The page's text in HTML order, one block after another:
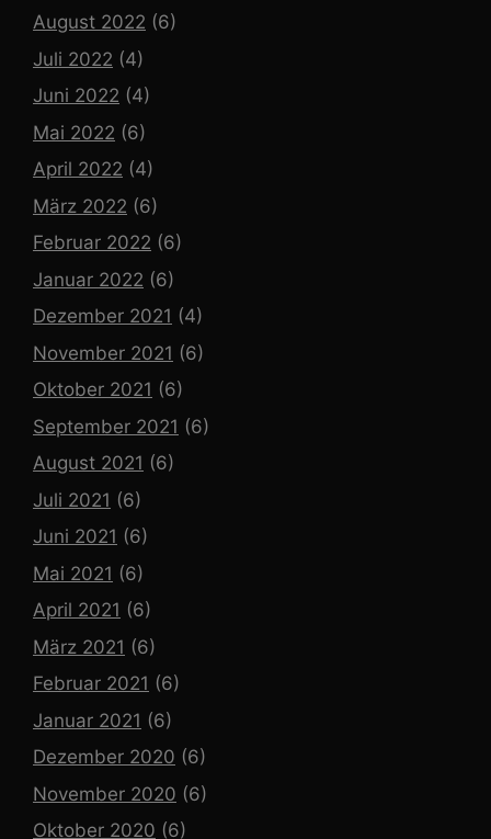
August 2022 (6)
Juli 2022 (4)
Juni 2022 (4)
Mai 2022 (6)
April 2022 (4)
März 2022 (6)
Februar 2022 (6)
Januar 2022 (6)
Dezember 2021 (4)
November 2021 (6)
Oktober 2021 (6)
September 2021 (6)
August 2021 (6)
Juli 2021 (6)
Juni 2021 (6)
Mai 2021 (6)
April 2021 (6)
März 2021 (6)
Februar 2021 (6)
Januar 2021 (6)
Dezember 2020 (6)
November 2020 (6)
Oktober 2020 (6)